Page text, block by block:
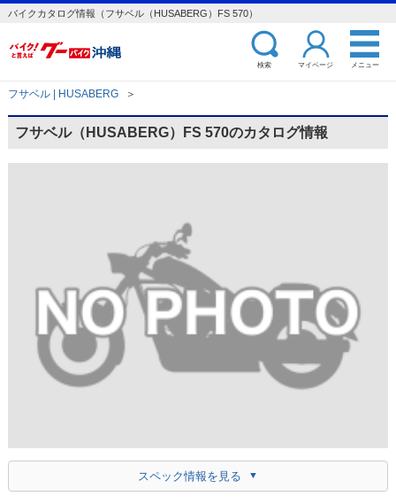
バイクカタログ情報（フサベル（HUSABERG）FS 570）
検索 マイページ メニュー
フサベル | HUSABERG ＞
フサベル（HUSABERG）FS 570のカタログ情報
スペック情報を見る